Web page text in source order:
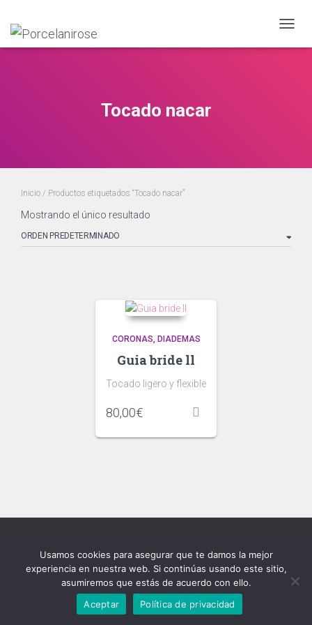
Tocado nacar
Inicio / Productos etiquetados “Tocado nacar”
Mostrando el único resultado
CORONAS DIADEMAS
Guia bride ll
Tocado ligero y flexible
80,00€
INICIO TIENDA DEVOLUCIONES CONTACTO
RESERVAR UNA CITA
Usamos cookies para asegurar que te damos la mejor
experiencia en nuestra web. Si continúas usando este sitio,
asumiremos que estás de acuerdo con ello.
Aceptar
Política de privacidad